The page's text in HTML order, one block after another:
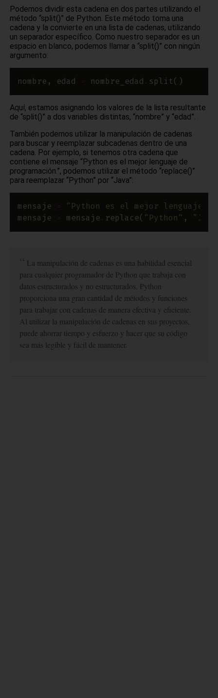
Podemos dividir esta cadena en dos partes utilizando el
método “split()” de Python. Este método toma una
cadena y la convierte en una lista de cadenas, utilizando
un separador específico. Como nuestro separador es un
espacio en blanco, podemos llamar a “split()” con ningún
argumento:
nombre, edad = nombre_edad .
Aquí, estamos asignando los valores de la lista resultante
de “split()” a dos variables distintas, “nombre” y “edad”.
También podemos utilizar la manipulación de cadenas
para buscar y reemplazar subcadenas dentro de una
cadena. Por ejemplo, si tenemos otra cadena que
contiene el mensaje “Python es el mejor lenguaje de
programación.”, podemos utilizar el método “replace()”
para reemplazar “Python” por “Java”:
mensaje =
"Python es el mejor lenguaje
mensaje = mensaje. replace( "Python" ,
La manipulación de cadenas es una habilidad esencial
para cualquier programador de Python que trabaja con
datos estructurados y no estructurados. Python
proporciona una gran cantidad de métodos y funciones
para trabajar con cadenas de manera efectiva y eficiente.
Al utilizar la manipulación de cadenas en sus proyectos,
puede ahorrar tiempo y esfuerzo y hacer que su código
sea más legible y fácil de mantener.